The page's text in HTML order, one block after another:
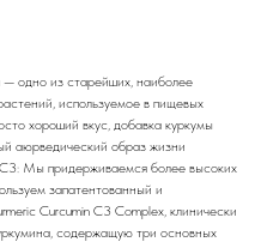
из старейших, наиболее
используемое в пищевых
хороший вкус, добавка куркумы
аюрведический образ жизни
придерживаемся более высоких
запатентованный и
Curcumin C3 Complex, клинически
содержащую три основных